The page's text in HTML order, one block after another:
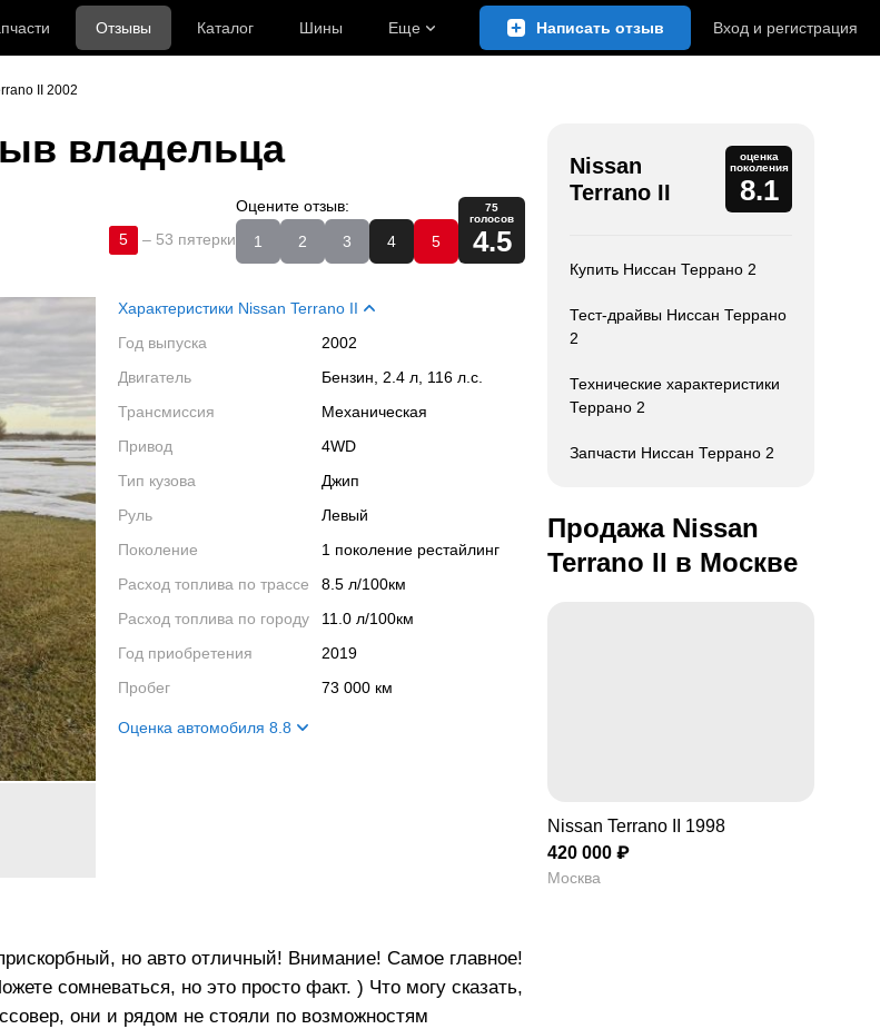
Отзывы Каталог Шины Еще Написать отзыв Вход и регистрация
II 2002
владельца
5 – 53 пятерки
Оцените отзыв:
1
2 3 4 5
75
голосов
4.5
Характеристики Nissan Terrano II
Год выпуска
2002
Двигатель
Бензин, 2.4 л, 116 л.с.
Трансмиссия
Механическая
Привод
4WD
Тип кузова
Джип
Руль
Левый
Поколение
1 поколение рестайлинг
Расход топлива по трассе
8.5 л/100км
Расход топлива по городу
11.0 л/100км
Год приобретения
2019
Пробег
73 000 км
Оценка автомобиля 8.8
но авто отличный! Внимание! Самое главное!
сомневаться, но это просто факт. ) Что могу сказать,
они и рядом не стояли по возможностям
Nissan
Terrano II
оценка
поколения
8.1
Купить Ниссан Террано 2
Тест-драйвы Ниссан Террано
2
Технические характеристики
Террано 2
Запчасти Ниссан Террано 2
Продажа Nissan
Terrano II в Москве
Nissan Terrano II 1998
420 000 ₽
Москва